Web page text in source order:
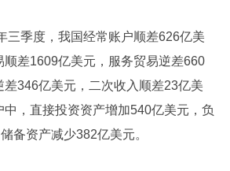
三季度，我国经常账户顺差626亿美
顺差1609亿美元，服务贸易逆差660
346亿美元，二次收入顺差23亿美
中，直接投资资产增加540亿美元，负
备资产减少382亿美元。